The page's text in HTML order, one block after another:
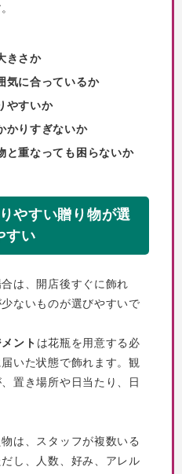
きさか
気に合っているか
やすいか
かりすぎないか
と重なっても困らないか
やすい贈り物が選
すい
は、開店後すぐに飾れ
ないものが選びやすいで
ント は花瓶を用意する必
いた状態で飾れます。観
置き場所や日当たり、日
は、スタッフが複数いる
し、人数、好み、アレル